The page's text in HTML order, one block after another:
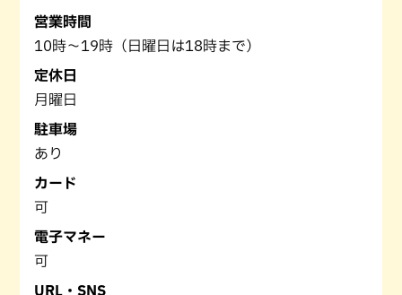
営業時間
10時～19時（日曜日は18時まで）
定休日
月曜日
駐車場
あり
カード
可
電子マネー
可
URL・SNS